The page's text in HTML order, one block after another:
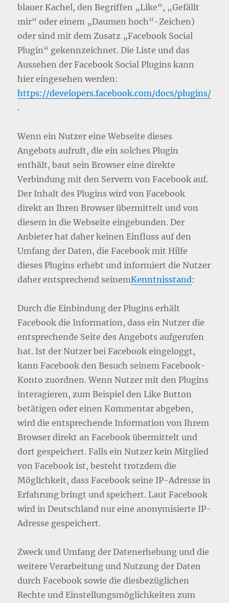
blauer Kachel, den Begriffen „Like“, „Gefällt
mir“ oder einem „Daumen hoch“-Zeichen)
oder sind mit dem Zusatz „Facebook Social
Plugin“ gekennzeichnet. Die Liste und das
Aussehen der Facebook Social Plugins kann
hier eingesehen werden:
https://developers.facebook.com/docs/plugins/
.
Wenn ein Nutzer eine Webseite dieses
Angebots aufruft, die ein solches Plugin
enthält, baut sein Browser eine direkte
Verbindung mit den Servern von Facebook auf.
Der Inhalt des Plugins wird von Facebook
direkt an Ihren Browser übermittelt und von
diesem in die Webseite eingebunden. Der
Anbieter hat daher keinen Einfluss auf den
Umfang der Daten, die Facebook mit Hilfe
dieses Plugins erhebt und informiert die Nutzer
daher entsprechend seinemKenntnisstand:
Durch die Einbindung der Plugins erhält
Facebook die Information, dass ein Nutzer die
entsprechende Seite des Angebots aufgerufen
hat. Ist der Nutzer bei Facebook eingeloggt,
kann Facebook den Besuch seinem Facebook-
Konto zuordnen. Wenn Nutzer mit den Plugins
interagieren, zum Beispiel den Like Button
betätigen oder einen Kommentar abgeben,
wird die entsprechende Information von Ihrem
Browser direkt an Facebook übermittelt und
dort gespeichert. Falls ein Nutzer kein Mitglied
von Facebook ist, besteht trotzdem die
Möglichkeit, dass Facebook seine IP-Adresse in
Erfahrung bringt und speichert. Laut Facebook
wird in Deutschland nur eine anonymisierte IP-
Adresse gespeichert.
Zweck und Umfang der Datenerhebung und die
weitere Verarbeitung und Nutzung der Daten
durch Facebook sowie die diesbezüglichen
Rechte und Einstellungsmöglichkeiten zum